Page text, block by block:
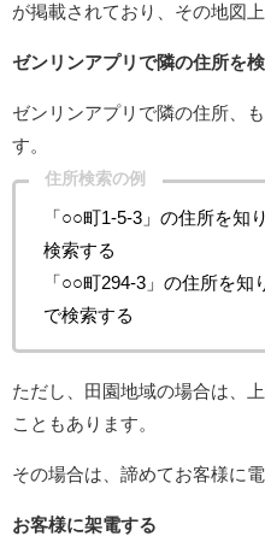
が掲載されており、その地図
ゼンリンアプリで隣の住所を
ゼンリンアプリで隣の住所、
す。
住所検索の例
「○○町1-5-3」の住所を
検索する
「○○町294-3」の住所を
で検索する
ただし、田園地域の場合は、
こともあります。
その場合は、諦めてお客様に電
お客様に架電する